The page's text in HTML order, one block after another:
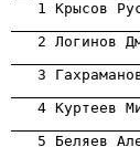
1 Крысов
2 Логинов
3
4 Куртеев